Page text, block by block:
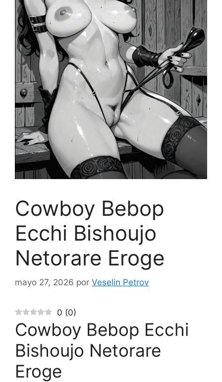
Cowboy Bebop
Ecchi Bishoujo
Netorare Eroge
mayo 27, 2026 por Veselin Petrov
0 (0)
Cowboy Bebop Ecchi
Bishoujo Netorare
Eroge